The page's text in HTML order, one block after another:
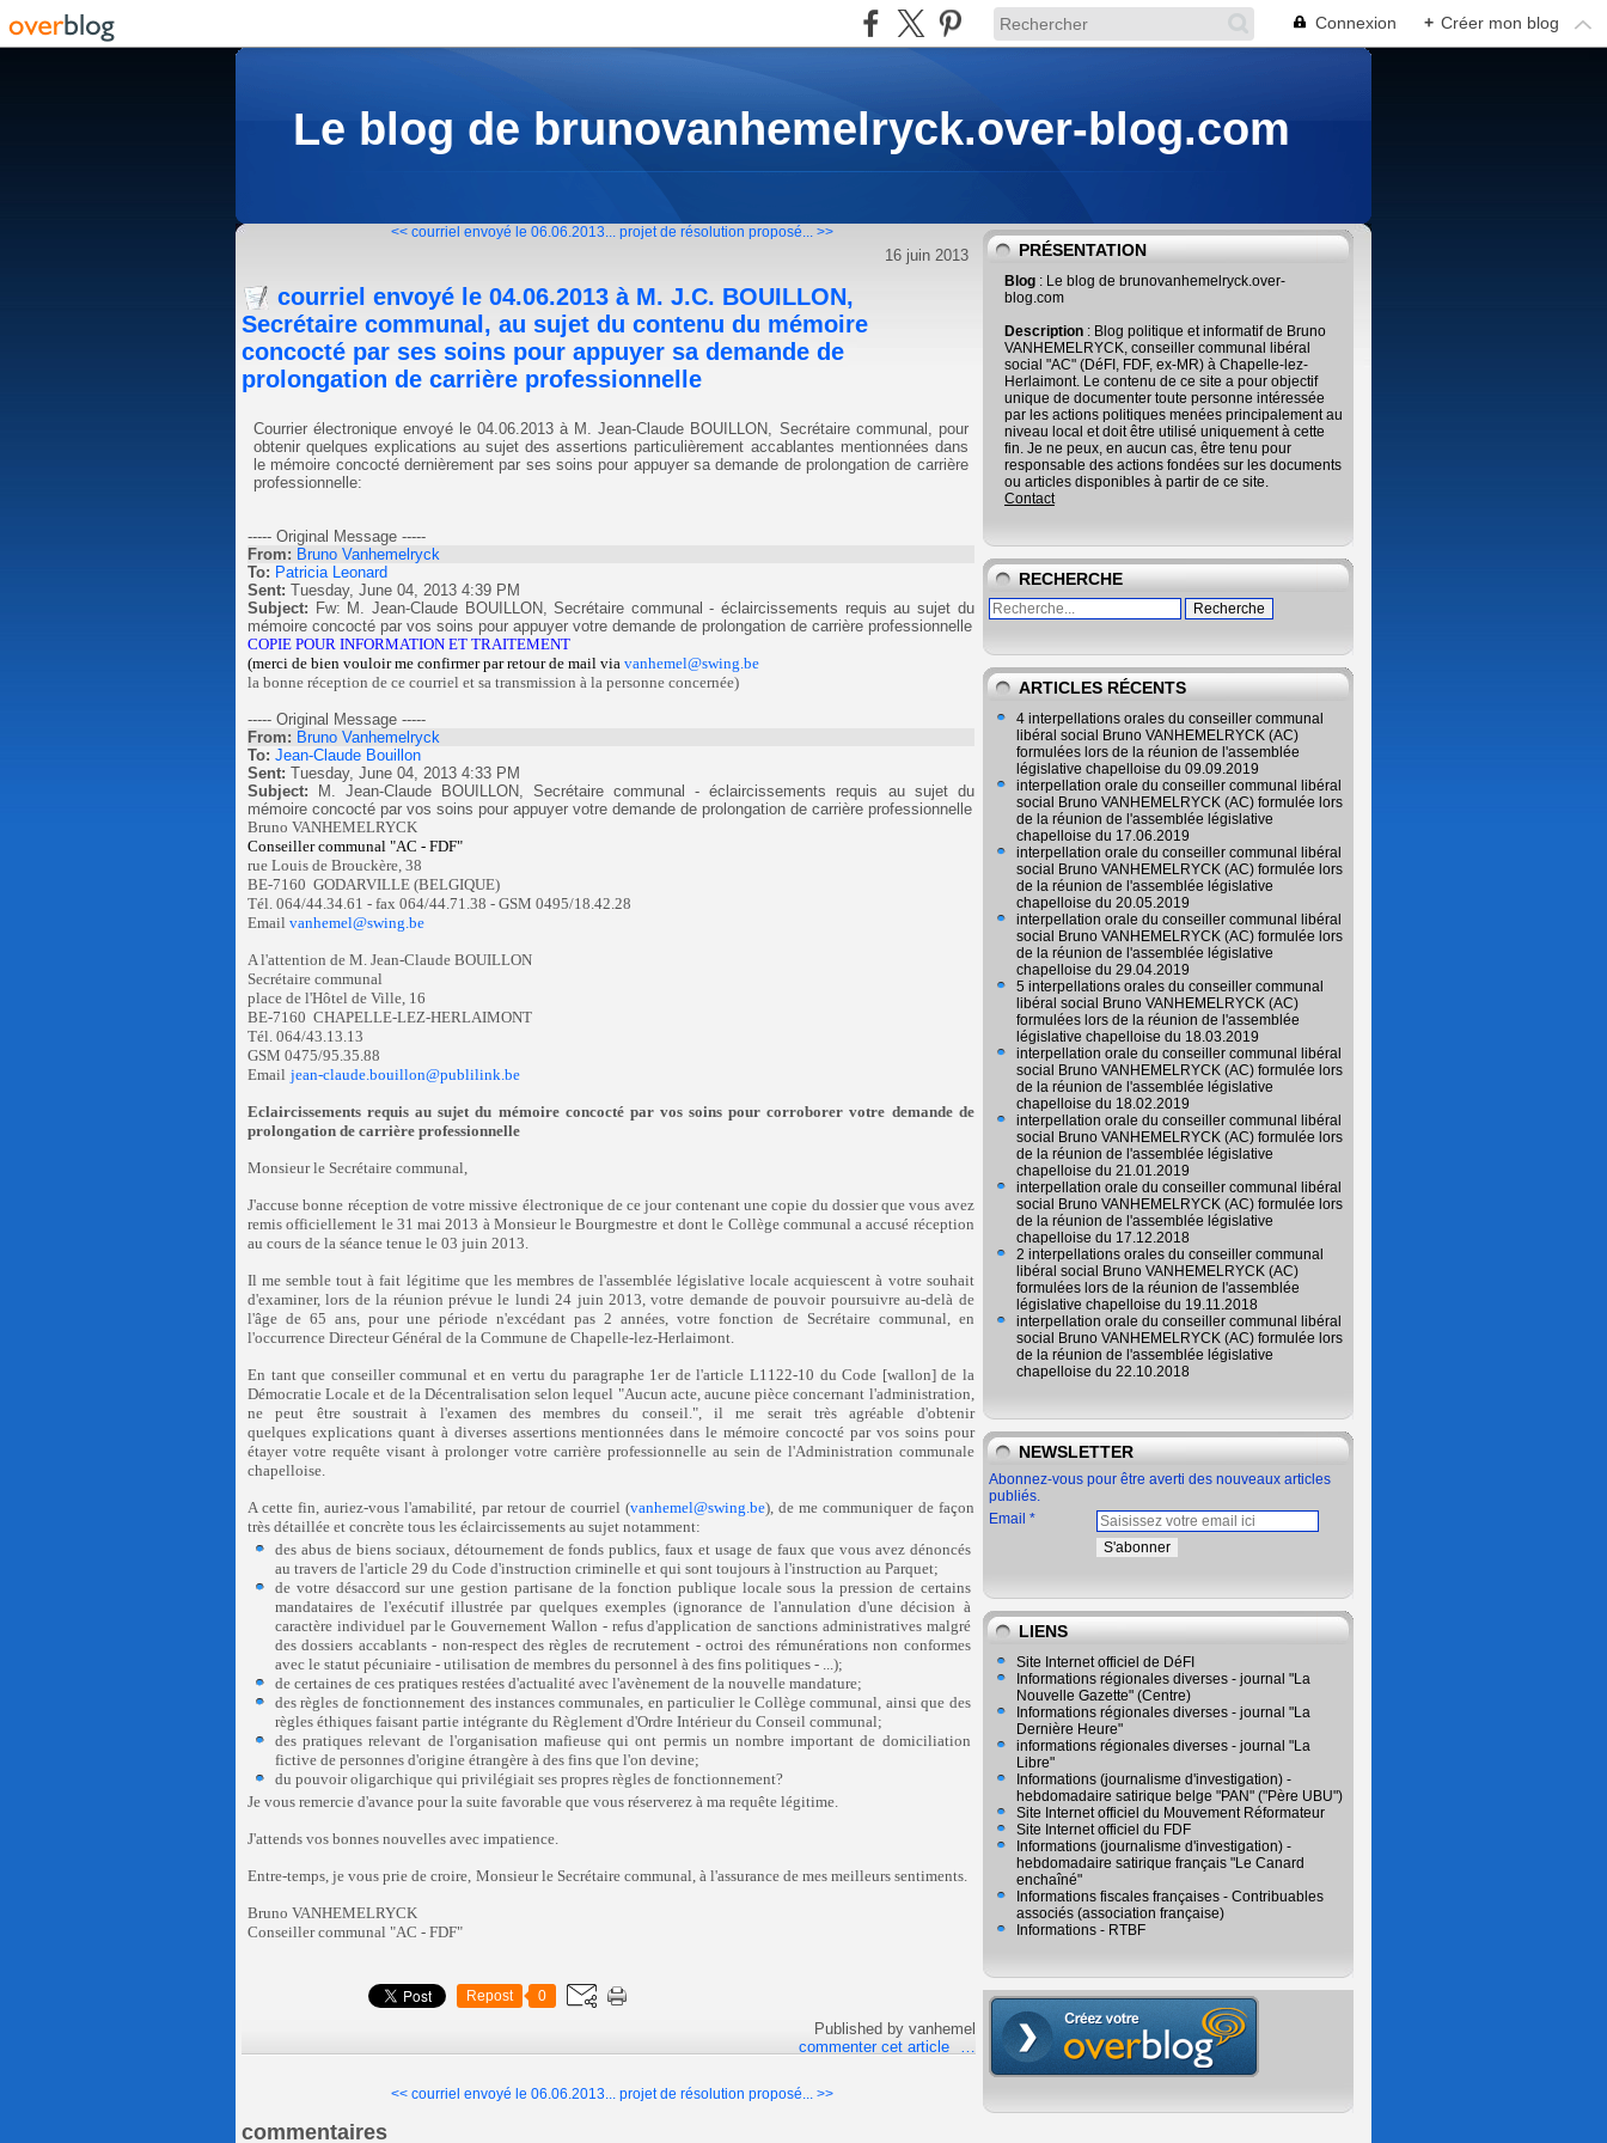
Connexion + Créer mon blog
Le blog de brunovanhemelryck.over-blog.com
<< courriel envoyé le 06.06.2013... projet de résolution proposé... >>
16 juin 2013
courriel envoyé le 04.06.2013 à M. J.C. BOUILLON,
Secrétaire communal, au sujet du contenu du mémoire
concocté par ses soins pour appuyer sa demande de
prolongation de carrière professionnelle
Courrier électronique envoyé le 04.06.2013 à M. Jean-Claude BOUILLON, Secrétaire communal, pour
obtenir quelques explications au sujet des assertions particulièrement accablantes mentionnées dans
le mémoire concocté dernièrement par ses soins pour appuyer sa demande de prolongation de carrière
professionnelle:
----- Original Message -----
From: Bruno Vanhemelryck
To: Patricia Leonard
Sent: Tuesday, June 04, 2013 4:39 PM
Subject: Fw: M. Jean-Claude BOUILLON, Secrétaire communal - éclaircissements requis au sujet du
mémoire concocté par vos soins pour appuyer votre demande de prolongation de carrière professionnelle
COPIE POUR INFORMATION ET TRAITEMENT
(merci de bien vouloir me confirmerpar retour de mail via vanhemel@swing.be
la bonne réception de ce courriel et sa transmission à la personne concernée)
----- Original Message -----
From: Bruno Vanhemelryck
To: Jean-Claude Bouillon
Sent: Tuesday, June 04, 2013 4:33 PM
Subject: M. Jean-Claude BOUILLON, Secrétaire communal - éclaircissements requis au sujet du
mémoire concocté par vos soins pour appuyer votre demande de prolongation de carrière professionnelle
Bruno VANHEMELRYCK
Conseiller communal "AC - FDF"
rue Louis de Brouckère, 38
BE-7160 GODARVILLE (BELGIQUE)
Tél. 064/44.34.61 - fax 064/44.71.38 - GSM 0495/18.42.28
Email vanhemel@swing.be
A l'attention de M. Jean-Claude BOUILLON
Secrétaire communal
place de l'Hôtel de Ville, 16
BE-7160 CHAPELLE-LEZ-HERLAIMONT
Tél. 064/43.13.13
GSM 0475/95.35.88
Email jean-claude.bouillon@publilink.be
Eclaircissements requis au sujet du mémoire concocté par vos soins pour corroborer votre demande de
prolongation de carrière professionnelle
Monsieur le Secrétaire communal,
J'accuse bonne réception de votre missive électronique de ce jour contenant une copie du dossier que vous avez
remis officiellement le 31 mai 2013 à Monsieur le Bourgmestre et dont le Collège communal a accusé réception
au cours de la séance tenue le 03 juin 2013.
Il me semble tout à fait légitime que les membres de l'assemblée législative locale acquiescent à votre souhait
d'examiner, lors de la réunion prévue le lundi 24 juin 2013, votre demande de pouvoir poursuivre au-delà de
l'âge de 65 ans, pour une période n'excédant pas 2 années, votre fonction de Secrétaire communal, en
l'occurrence Directeur Général de la Commune de Chapelle-lez-Herlaimont.
En tant que conseiller communal eten vertu du paragraphe 1er de l'article L1122-10 du Code [wallon] de la
Démocratie Locale et de la Décentralisation selon lequel "Aucun acte, aucune pièce concernant l'administration,
ne peut être soustrait à l'examen des membres du conseil.", il me serait très agréable d'obtenir
quelques explications quant à diverses assertions mentionnées dans le mémoire concocté par vos soins pour
étayer votre requête visant à prolonger votre carrière professionnelle au sein de l'Administration communale
chapelloise.
A cette fin, auriez-vous l'amabilité, par retour de courriel (vanhemel@swing.be), de me communiquer de façon
très détaillée et concrète tous les éclaircissements au sujet notamment:
des abus de biens sociaux, détournement de fonds publics, faux et usage de faux que vous avez dénoncés
au travers de l'article 29 du Code d'instruction criminelle et qui sont toujours à l'instruction au Parquet;
de votre désaccord sur une gestion partisane de la fonction publique locale sous la pression de certains
mandataires de l'exécutif illustrée par quelques exemples (ignorance de l'annulation d'une décision à
caractère individuel par le Gouvernement Wallon - refus d'application de sanctions administratives malgré
des dossiers accablants - non-respect des règles de recrutement - octroi des rémunérations non conformes
avec le statut pécuniaire - utilisation de membres du personnel à des fins politiques - ...);
de certaines de ces pratiques restées d'actualité avec l'avènement de la nouvelle mandature;
des règles de fonctionnement des instances communales, en particulier le Collège communal, ainsi que des
règles éthiques faisant partie intégrante du Règlement d'Ordre Intérieur du Conseil communal;
des pratiques relevant de l'organisation mafieuse qui ont permis un nombre important de domiciliation
fictive de personnes d'origine étrangère à des fins que l'on devine;
du pouvoir oligarchique qui privilégiait ses propres règles de fonctionnement?
Je vous remercie d'avance pour la suite favorable que vous réserverez à ma requête légitime.
J'attends vos bonnes nouvelles avec impatience.
Entre-temps, je vous prie de croire, Monsieur le Secrétaire communal, à l'assurance de mes meilleurs sentiments.
Bruno VANHEMELRYCK
Conseiller communal "AC - FDF"
Repost 0
Published by vanhemel
commenter cet article
<< courriel envoyé le 06.06.2013... projet de résolution proposé... >>
commentaires
PRÉSENTATION
Blog : Le blog de brunovanhemelryck.over-
blog.com
Description : Blog politique et informatif de Bruno
VANHEMELRYCK, conseiller communal libéral
social "AC" (DéFI, FDF, ex-MR) à Chapelle-lez-
Herlaimont. Le contenu de ce site a pour objectif
unique de documenter toute personne intéressée
par les actions politiques menées principalement au
niveau local et doit être utilisé uniquement à cette
fin. Je ne peux, en aucun cas, être tenu pour
responsable des actions fondées sur les documents
ou articles disponibles à partir de ce site.
Contact
RECHERCHE
ARTICLES RÉCENTS
4 interpellations orales du conseiller communal
libéral social Bruno VANHEMELRYCK (AC)
formulées lors de la réunion de l'assemblée
législative chapelloise du 09.09.2019
interpellation orale du conseiller communal libéral
social Bruno VANHEMELRYCK (AC) formulée lors
de la réunion de l'assemblée législative
chapelloise du 17.06.2019
interpellation orale du conseiller communal libéral
social Bruno VANHEMELRYCK (AC) formulée lors
de la réunion de l'assemblée législative
chapelloise du 20.05.2019
interpellation orale du conseiller communal libéral
social Bruno VANHEMELRYCK (AC) formulée lors
de la réunion de l'assemblée législative
chapelloise du 29.04.2019
5 interpellations orales du conseiller communal
libéral social Bruno VANHEMELRYCK (AC)
formulées lors de la réunion de l'assemblée
législative chapelloise du 18.03.2019
interpellation orale du conseiller communal libéral
social Bruno VANHEMELRYCK (AC) formulée lors
de la réunion de l'assemblée législative
chapelloise du 18.02.2019
interpellation orale du conseiller communal libéral
social Bruno VANHEMELRYCK (AC) formulée lors
de la réunion de l'assemblée législative
chapelloise du 21.01.2019
interpellation orale du conseiller communal libéral
social Bruno VANHEMELRYCK (AC) formulée lors
de la réunion de l'assemblée législative
chapelloise du 17.12.2018
2 interpellations orales du conseiller communal
libéral social Bruno VANHEMELRYCK (AC)
formulées lors de la réunion de l'assemblée
législative chapelloise du 19.11.2018
interpellation orale du conseiller communal libéral
social Bruno VANHEMELRYCK (AC) formulée lors
de la réunion de l'assemblée législative
chapelloise du 22.10.2018
NEWSLETTER
Abonnez-vous pour être averti des nouveaux articles
publiés.
Email
LIENS
Site Internet officiel de DéFI
Informations régionales diverses - journal "La
Nouvelle Gazette" (Centre)
Informations régionales diverses - journal "La
Dernière Heure"
informations régionales diverses - journal "La
Libre"
Informations (journalisme d'investigation) -
hebdomadaire satirique belge "PAN" ("Père UBU")
Site Internet officiel du Mouvement Réformateur
Site Internet officiel du FDF
Informations (journalisme d'investigation) -
hebdomadaire satirique français "Le Canard
enchaîné"
Informations fiscales françaises - Contribuables
associés (association française)
Informations - RTBF